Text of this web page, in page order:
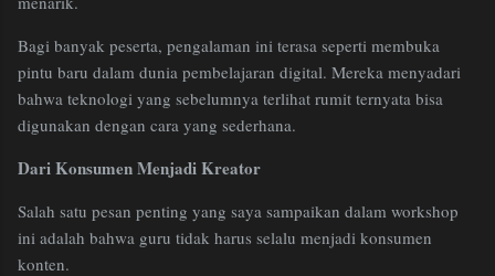
Bagi banyak peserta, pengalaman ini terasa seperti membuka
pintu baru dalam dunia pembelajaran digital. Mereka menyadari
bahwa teknologi yang sebelumnya terlihat rumit ternyata bisa
digunakan dengan cara yang sederhana.
Dari Konsumen Menjadi Kreator
Salah satu pesan penting yang saya sampaikan dalam workshop
ini adalah bahwa guru tidak harus selalu menjadi konsumen
konten.